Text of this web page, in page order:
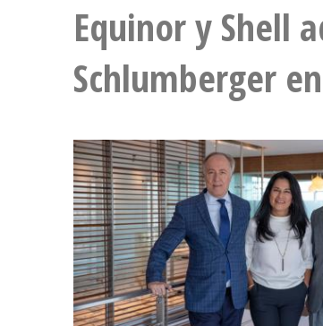
Equinor y Shell
Schlumberger